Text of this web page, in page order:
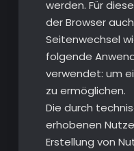
werden. Für
der Browser
Seitenwechsel
folgende
verwendet: um
zu ermöglichen.
Die durch
erhobenen
Erstellung von